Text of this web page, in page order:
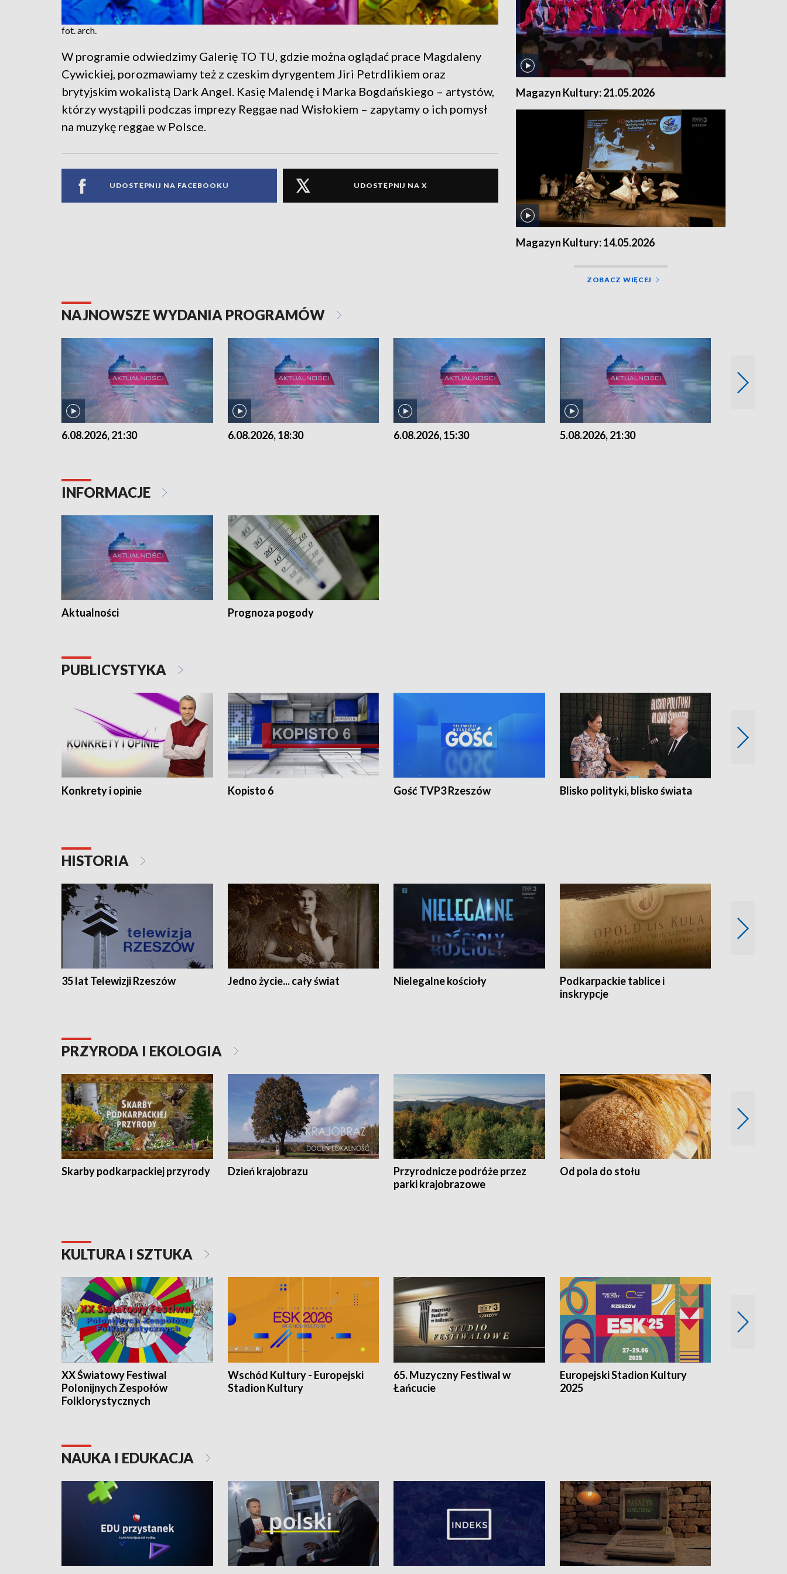
fot. arch.
W programie odwiedzimy Galerię TO TU, gdzie można oglądać prace Magdaleny
Cywickiej, porozmawiamy też z czeskim dyrygentem Jiri Petrdlikiem oraz
brytyjskim wokalistą Dark Angel. Kasię Malendę i Marka Bogdańskiego – artystów,
którzy wystąpili podczas imprezy Reggae nad Wisłokiem – zapytamy o ich pomysł
na muzykę reggae w Polsce.
UDOSTĘPNIJ NA FACEBOOKU UDOSTĘPNIJ NA X
Magazyn Kultury: 21.05.2026
Magazyn Kultury: 14.05.2026
ZOBACZ WIĘCEJ
NAJNOWSZE WYDANIA PROGRAMÓW
6.08.2026, 21:30 6.08.2026, 18:30 6.08.2026, 15:30 5.08.2026, 21:30
INFORMACJE
Aktualności Prognoza pogody
PUBLICYSTYKA
Konkrety i opinie Kopisto 6 Gość TVP3 Rzeszów Blisko polityki, blisko świata
HISTORIA
35 lat Telewizji Rzeszów Jedno życie... cały świat Nielegalne kościoły
Podkarpackie tablice i
inskrypcje
PRZYRODA I EKOLOGIA
Skarby podkarpackiej przyrody Dzień krajobrazu
Przyrodnicze podróże przez
parki krajobrazowe
Od pola do stołu
KULTURA I SZTUKA
XX Światowy Festiwal
Polonijnych Zespołów
Folklorystycznych
Wschód Kultury - Europejski
Stadion Kultury
65. Muzyczny Festiwal w
Łańcucie
Europejski Stadion Kultury
2025
NAUKA I EDUKACJA